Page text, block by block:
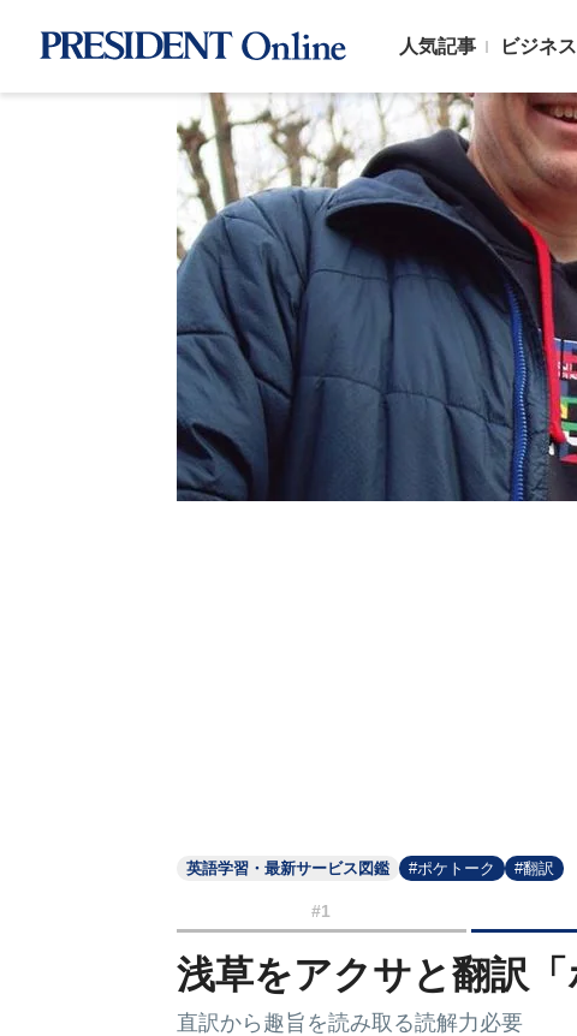
人気記事 ビジネス
英語学習・最新サービス図鑑 #ポケトーク #翻訳
#1
浅草をアクサと翻訳
直訳から趣旨を読み取る読解力必要